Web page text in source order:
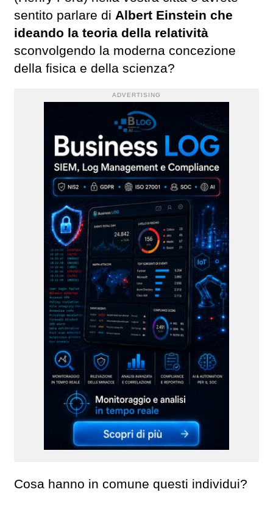
sentito parlare di Albert Einstein che
ideando la teoria della relatività
sconvolgendo la moderna concezione
della fisica e della scienza?
ADVERTISING
Cosa hanno in comune questi individui?